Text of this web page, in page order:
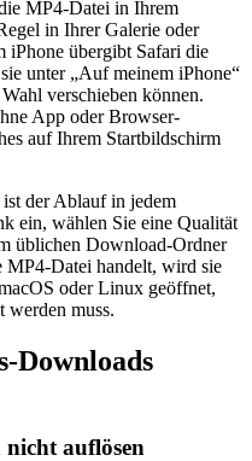
MP4-Datei in Ihrem
in Ihrer Galerie oder
iPhone übergibt Safari die
unter „Auf meinem iPhone“
verschieben können.
App oder Browser-
auf Ihrem Startbildschirm
der Ablauf in jedem
ein, wählen Sie eine Qualität
üblichen Download-Ordner
MP4-Datei handelt, wird sie
oder Linux geöffnet,
werden muss.
Downloads
nicht auflösen